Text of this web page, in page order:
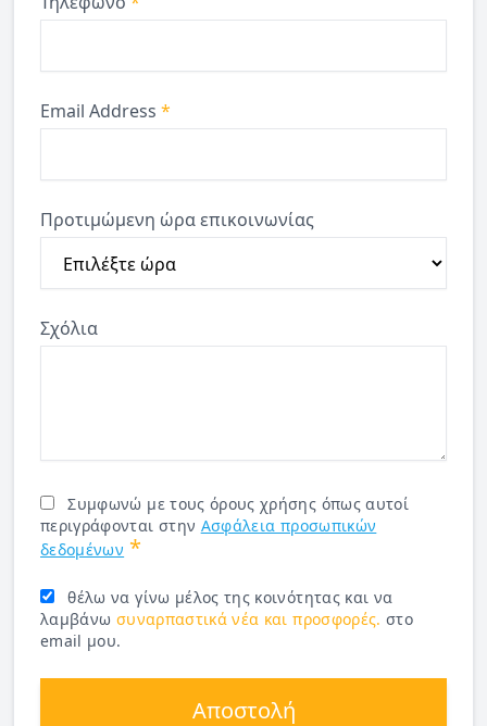
Email Address *
Προτιμώμενη ώρα επικοινωνίας
Σχόλια
Συμφωνώ με τους όρους χρήσης όπως αυτοί
περιγράφονται στην Ασφάλεια προσωπικών
δεδομένων *
θέλω να γίνω μέλος της κοινότητας και να
λαμβάνω συναρπαστικά νέα και προσφορές. στο
email μου.
Αποστολή